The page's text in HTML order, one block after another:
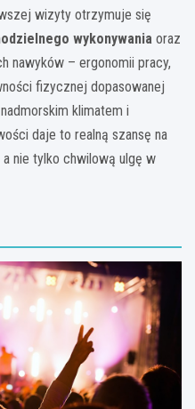
wizyty otrzymuje się
wykonywania oraz
nawyków – ergonomii pracy,
fizycznej dopasowanej
klimatem i
daje to realną szansę na
nie tylko chwilową ulgę w